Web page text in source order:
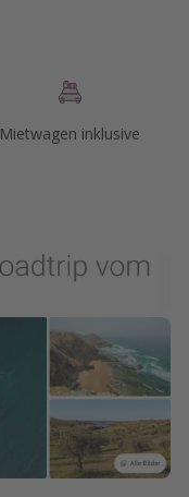
Mietwagen inklusive